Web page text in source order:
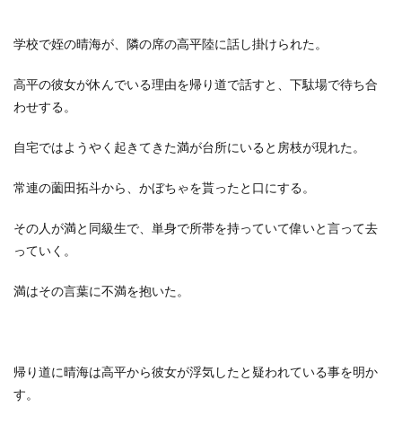
学校で姪の晴海が、隣の席の高平陸に話し掛けられた。
高平の彼女が休んでいる理由を帰り道で話すと、下駄場で待ち合
わせする。
自宅ではようやく起きてきた満が台所にいると房枝が現れた。
常連の薗田拓斗から、かぼちゃを貰ったと口にする。
その人が満と同級生で、単身で所帯を持っていて偉いと言って去
っていく。
満はその言葉に不満を抱いた。
帰り道に晴海は高平から彼女が浮気したと疑われている事を明か
す。